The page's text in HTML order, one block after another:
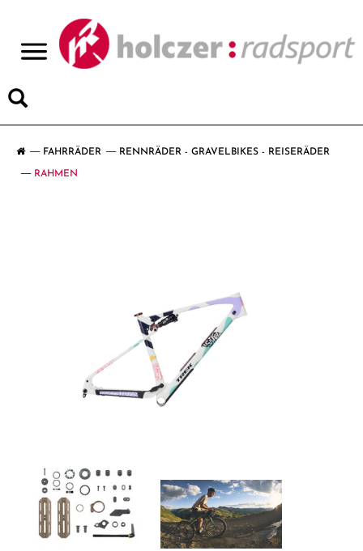
FAHRRÄDER RENNRÄDER - GRAVELBIKES - REISERÄDER
RAHMEN